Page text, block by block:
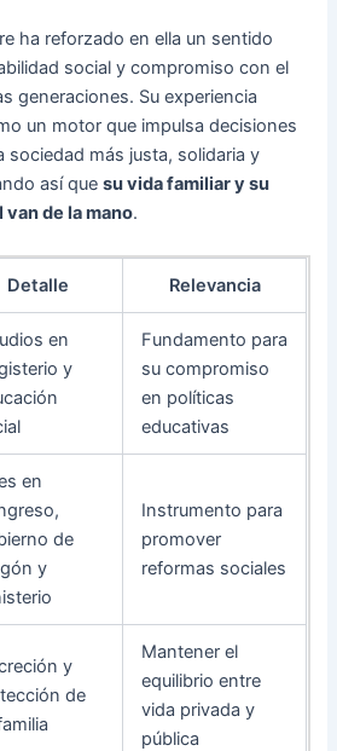
ha reforzado en ella un sentido
social y compromiso con el
generaciones. Su experiencia
un motor que impulsa decisiones
sociedad más justa, solidaria y
así quesu vida familiar y su
de la mano.
Detalle Relevancia
en
y
Fundamento para
su compromiso
en políticas
educativas
en
de
y
Instrumento para
promover
reformas sociales
y
de
Mantener el
equilibrio entre
vida privada y
pública